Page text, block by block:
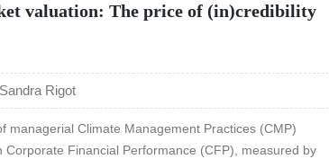
valuation: The price of (in)credibility
Rigot
Climate Management Practices (CMP)
Financial Performance (CFP), measured by